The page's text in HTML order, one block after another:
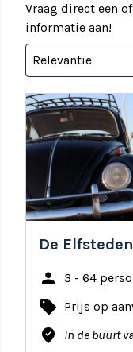
Vraag direct een
informatie aan!
De
person 3 - 64
local_offer Prijs op
where_to_vote In de buurt